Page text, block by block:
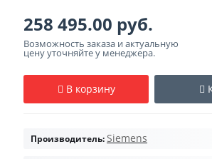
258 495.00 руб.
Возможность заказа и актуальную
цену уточняйте у менеджера.
В корзину
Производитель:Siemens